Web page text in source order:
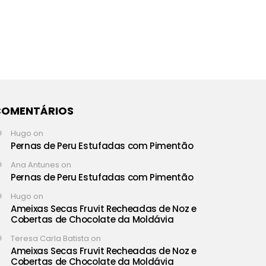
Hugo on
Pernas de Peru Estufadas com Pimentão
Ana Antunes on
Pernas de Peru Estufadas com Pimentão
Hugo on
Ameixas Secas Fruvit Recheadas de Noz e
Cobertas de Chocolate da Moldávia
Teresa Carla Batista on
Ameixas Secas Fruvit Recheadas de Noz e
Cobertas de Chocolate da Moldávia